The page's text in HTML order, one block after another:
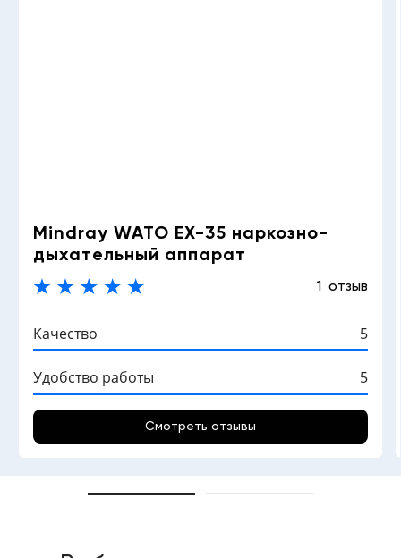
Mindray WATO EX-35 наркозно-
дыхательный аппарат
1 отзыв
Качество 5
Удобство работы 5
Смотреть отзывы